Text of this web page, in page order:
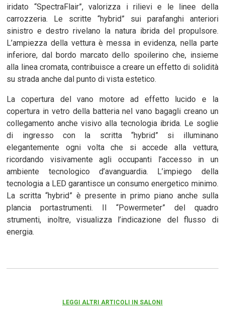
iridato “SpectraFlair”, valorizza i rilievi e le linee della
carrozzeria. Le scritte “hybrid” sui parafanghi anteriori
sinistro e destro rivelano la natura ibrida del propulsore.
L’ampiezza della vettura è messa in evidenza, nella parte
inferiore, dal bordo marcato dello spoilerino che, insieme
alla linea cromata, contribuisce a creare un effetto di solidità
su strada anche dal punto di vista estetico.
La copertura del vano motore ad effetto lucido e la
copertura in vetro della batteria nel vano bagagli creano un
collegamento anche visivo alla tecnologia ibrida. Le soglie
di ingresso con la scritta “hybrid” si illuminano
elegantemente ogni volta che si accede alla vettura,
ricordando visivamente agli occupanti l’accesso in un
ambiente tecnologico d’avanguardia. L’impiego della
tecnologia a LED garantisce un consumo energetico minimo.
La scritta “hybrid” è presente in primo piano anche sulla
plancia portastrumenti. Il “Powermeter” del quadro
strumenti, inoltre, visualizza l’indicazione del flusso di
energia.
LEGGI ALTRI ARTICOLI IN SALONI